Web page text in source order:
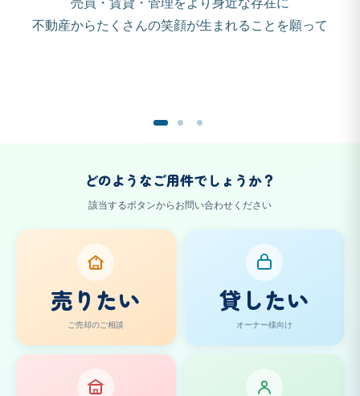
不動産からたくさんの笑顔が生まれることを願って
どのようなご用件でしょうか？
該当するボタンからお問い合わせください
¥
売りたい
ご売却のご相談
貸したい
オーナー様向け